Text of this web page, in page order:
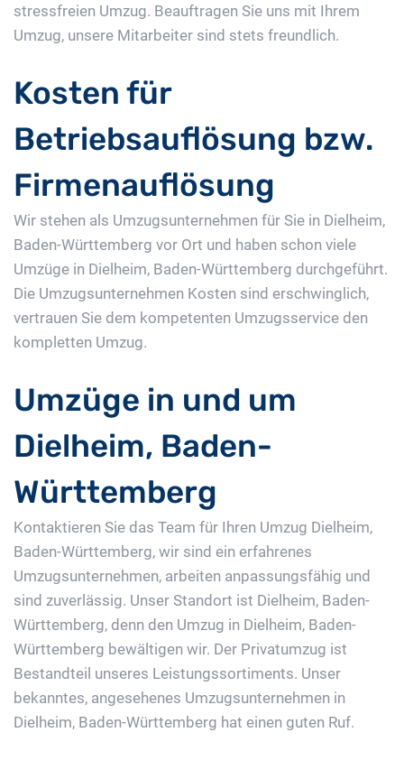
stressfreien Umzug. Beauftragen Sie uns mit Ihrem
Umzug, unsere Mitarbeiter sind stets freundlich.
Kosten für
Betriebsauflösung bzw.
Firmenauflösung
Wir stehen als Umzugsunternehmen für Sie in Dielheim,
Baden-Württemberg vor Ort und haben schon viele
Umzüge in Dielheim, Baden-Württemberg durchgeführt.
Die Umzugsunternehmen Kosten sind erschwinglich,
vertrauen Sie dem kompetenten Umzugsservice den
kompletten Umzug.
Umzüge in und um
Dielheim, Baden-
Württemberg
Kontaktieren Sie das Team für Ihren Umzug Dielheim,
Baden-Württemberg, wir sind ein erfahrenes
Umzugsunternehmen, arbeiten anpassungsfähig und
sind zuverlässig. Unser Standort ist Dielheim, Baden-
Württemberg, denn den Umzug in Dielheim, Baden-
Württemberg bewältigen wir. Der Privatumzug ist
Bestandteil unseres Leistungssortiments. Unser
bekanntes, angesehenes Umzugsunternehmen in
Dielheim, Baden-Württemberg hat einen guten Ruf.